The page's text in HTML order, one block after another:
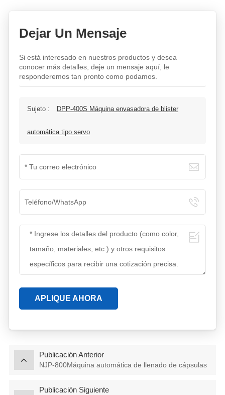
Dejar Un Mensaje
Si está interesado en nuestros productos y desea
conocer más detalles, deje un mensaje aquí, le
responderemos tan pronto como podamos.
Sujeto : DPP-400S Máquina envasadora de blister
automática tipo servo
APLIQUE AHORA
Publicación Anterior
NJP-800Máquina automática de llenado de cápsulas
Publicación Siguiente